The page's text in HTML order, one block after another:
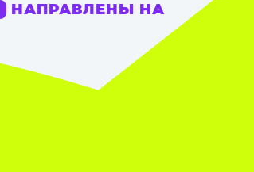
НАПРАВЛЕНЫ НА